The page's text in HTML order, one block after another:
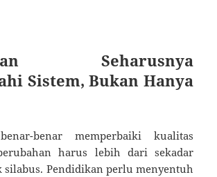
Seharusnya
Sistem, Bukan Hanya
benar memperbaiki kualitas
harus lebih dari sekadar
silabus. Pendidikan perlu menyentuh